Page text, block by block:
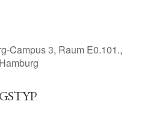
Campus 3, Raum E0.101.,